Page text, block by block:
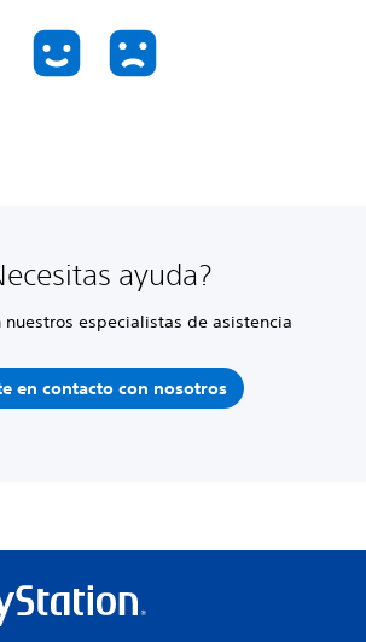
ayuda?
nuestros especialistas de asistencia
en contacto con nosotros